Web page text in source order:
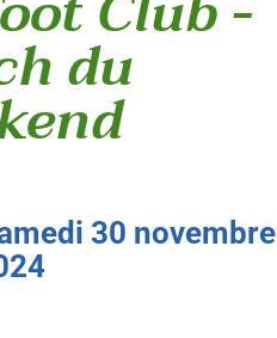
du
30 novembre